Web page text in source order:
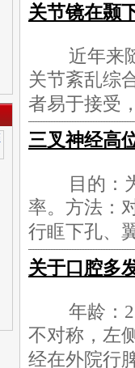
关节镜在颞
近年来
关节紊乱综
者易于接受
三叉神经高
目的：
率。方法：
行眶下孔、
关于口腔多
年龄：
不对称，左
经在外院行